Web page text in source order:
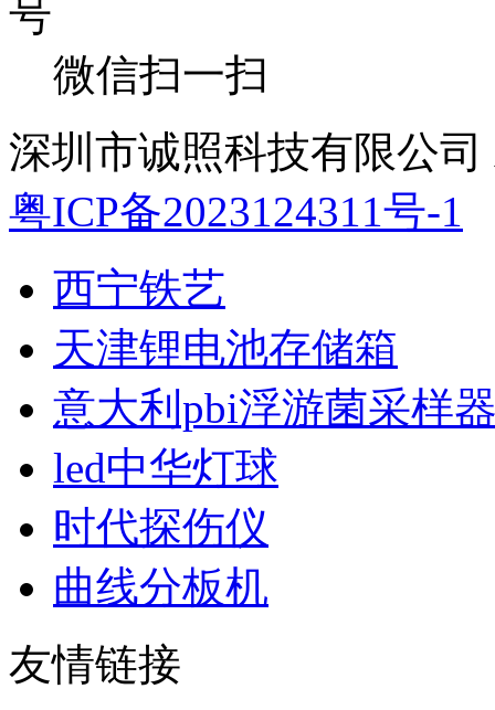
微信扫一扫
深圳市诚照科技有限公
粤ICP备2023124311号-1
西宁铁艺
天津锂电池存储箱
意大利pbi浮游菌采样
led中华灯球
时代探伤仪
曲线分板机
友情链接